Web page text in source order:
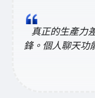
真正的生產力
鋒。個人聊天功